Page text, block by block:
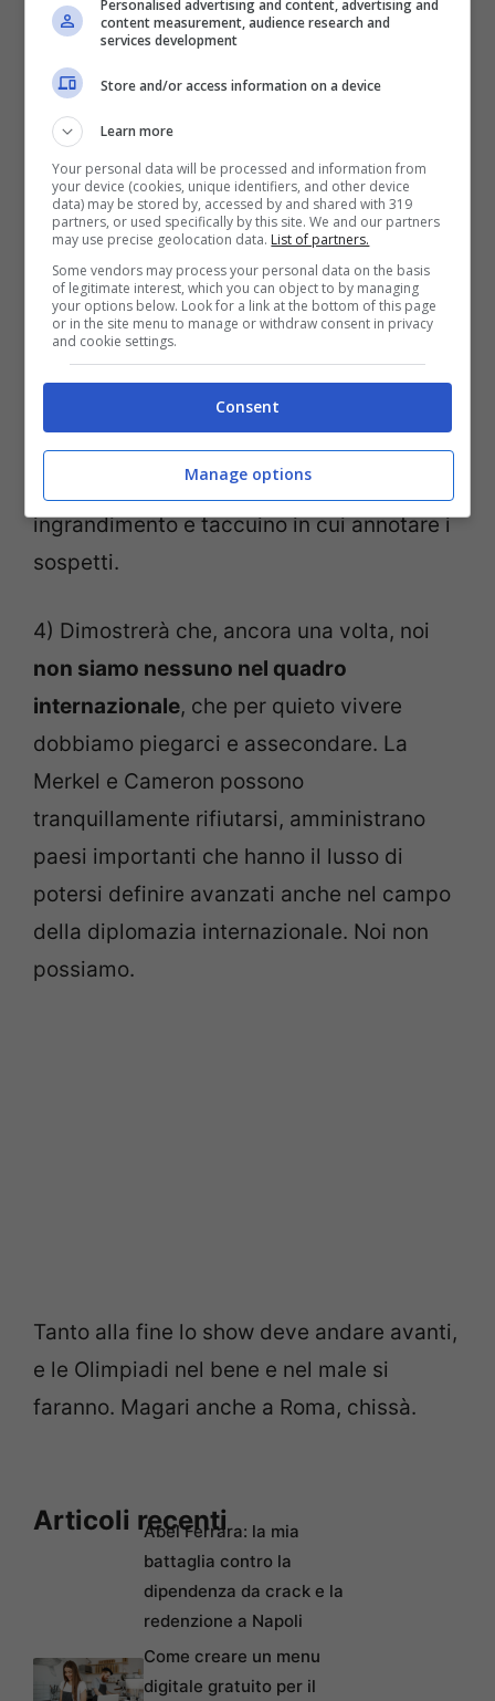
3) Con questa partecipazione Letta
dimostrerà che, alla fin fine,
nella posizione per decidere la propria
opinione sugli omosessuali. Da una parte
ci sono le associazioni che denunciano una
connivenza del premier con le politiche
repressive russe, dall’altra c’è Letta stesso
che annuncia di voler andare a Sochi
proprio per difendere i diritti dei gay.
Aspettiamo di vederlo mentre si aggira per
il villaggio olimpico con lente di
ingrandimento e taccuino in cui annotare i
sospetti.
4) Dimostrerà che, ancora una volta, noi
non siamo nessuno nel quadro
internazionale, che per quieto vivere
dobbiamo piegarci e assecondare. La
Merkel e Cameron possono
tranquillamente rifiutarsi, amministrano
paesi importanti che hanno il lusso di
potersi definire avanzati anche nel campo
della diplomazia internazionale. Noi non
possiamo.
Tanto alla fine lo show deve andare avanti,
e le Olimpiadi nel bene e nel male si
faranno. Magari anche a Roma, chissà.
Articoli recenti
Abel Ferrara: la mia
battaglia contro la
dipendenza da crack e la
redenzione a Napoli
Come creare un menu
digitale gratuito per il
Personalised advertising and content, advertising and
content measurement, audience research and
services development
Store and/or access information on a device
Learn more
Your personal data will be processed and information from
your device (cookies, unique identifiers, and other device
data) may be stored by, accessed by and shared with 319
partners, or used specifically by this site. We and our partners
may use precise geolocation data. List of partners.
Some vendors may process your personal data on the basis
of legitimate interest, which you can object to by managing
your options below. Look for a link at the bottom of this page
or in the site menu to manage or withdraw consent in privacy
and cookie settings.
Consent
Manage options